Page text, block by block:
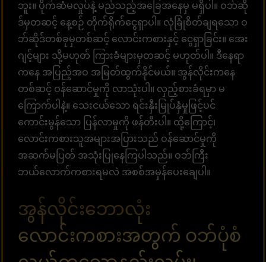
ဘူး။ ပိုက်ဆံမလှုပ်နဲ့ မည်သည့်အခြေအနေမှ မရှိပါ။ ဝဘ်ဆို
ဒ်မှတဆင့် နေ့စဉ် တိုက်ရိုက်ငွေရှာပါ။ လုံခြုံစိတ်ချရသော ဝ
ဘ်ဆိုဒ်တစ်ခုမှတစ်ဆင့် လောင်းကစားနှင့် ငွေရှာခြင်း။ အေး
ဂျင့်များ သို့မဟုတ် ကြားခံများမှတဆင့် မဟုတ်ပါ။ ဒီနေရာ
ကနေ အပြည့်အဝ အမြတ်ထွက်နိုင်မယ်။ အွန်လိုင်းကနေ
တစ်ဆင့် ဝန်ဆောင်မှုကို လာသုံးပါ။ လှည့်စားခံရမှာ မ
ကြောက်ပါနဲ့။ သေးငယ်သော ရင်းနှီးမြုပ်နှံမှုဖြင့်ပင်
ကောင်းမွန်သော ပြန်လာမှုကို ဖန်တီးပါ။ ထို့ကြောင့်၊
လောင်းကစားသူအများအပြားသည် ဝန်ဆောင်မှုကို
အဆက်မပြတ် အသုံးပြုနေကြပါသည်။ ဝဘ်ကြီး
ဘယ်လောက်ကစားရမလဲ အစစ်အမှန်ပေးချေပါ။
အွန်လိုင်းဘောလုံး
လောင်းကစားအတွက် ဝဘ်ပုံစံ